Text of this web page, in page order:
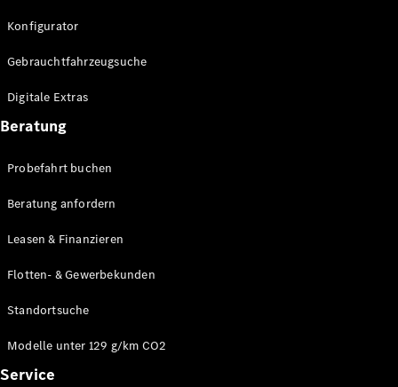
Konfigurator
Gebrauchtfahrzeugsuche
Digitale Extras
Beratung
Probefahrt buchen
Beratung anfordern
Leasen & Finanzieren
Flotten- & Gewerbekunden
Standortsuche
Modelle unter 129 g/km CO2
Service